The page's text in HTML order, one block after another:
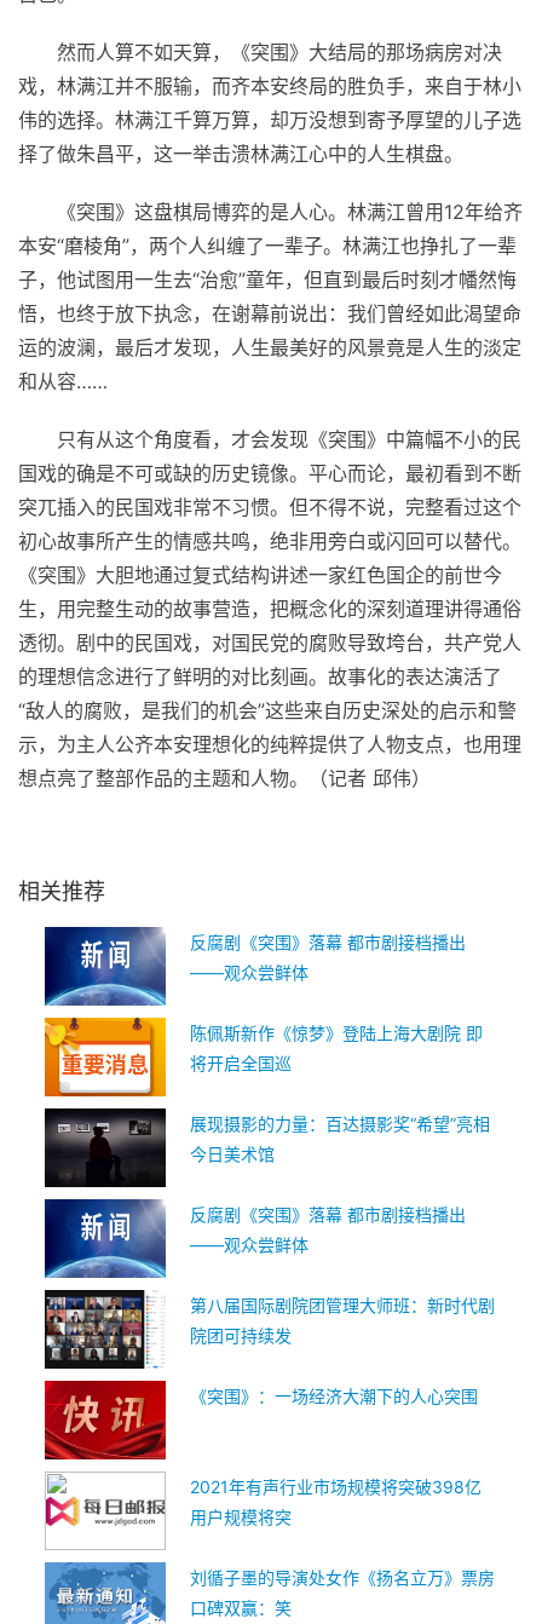
然而人算不如天算，《突围》大结局的那场病房对决
戏，林满江并不服输，而齐本安终局的胜负手，来自于林小
伟的选择。林满江千算万算，却万没想到寄予厚望的儿子选
择了做朱昌平，这一举击溃林满江心中的人生棋盘。
《突围》这盘棋局博弈的是人心。林满江曾用12年给齐
本安“磨棱角”，两个人纠缠了一辈子。林满江也挣扎了一辈
子，他试图用一生去“治愈”童年，但直到最后时刻才幡然悔
悟，也终于放下执念，在谢幕前说出：我们曾经如此渴望命
运的波澜，最后才发现，人生最美好的风景竟是人生的淡定
和从容……
只有从这个角度看，才会发现《突围》中篇幅不小的民
国戏的确是不可或缺的历史镜像。 平心而论，最初看到不断
突兀插入的民国戏非常不习惯。但不得不说，完整看过这个
初心故事所产生的情感共鸣，绝非用旁白或闪回可以替代。
《突围》大胆地通过复式结构讲述一家红色国企的前世今
生，用完整生动的故事营造，把概念化的深刻道理讲得通俗
透彻。剧中的民国戏，对国民党的腐败导致垮台， 共产党人
的理想信念进行了鲜明的对比刻画。故事化的表达演活了
“敌人的腐败，是我们的机会”这些来自历史深处的启示和警
示，为主人公齐本安理想化的纯粹提供了人物支点，也用理
想点亮了整部作品的主题和人物。（记者 邱伟）
相关推荐
反腐剧《突围》落幕 都市剧接档播出
——观众尝鲜体
陈佩斯新作《惊梦》登陆上海大剧院 即
将开启全国巡
展现摄影的力量：百达摄影奖“希望”亮相
今日美术馆
反腐剧《突围》落幕 都市剧接档播出
——观众尝鲜体
第八届国际剧院团管理大师班：新时代剧
院团可持续发
《突围》：一场经济大潮下的人心突围
2021年有声行业市场规模将突破398亿
用户规模将突
刘循子墨的导演处女作《扬名立万》票房
口碑双赢：笑